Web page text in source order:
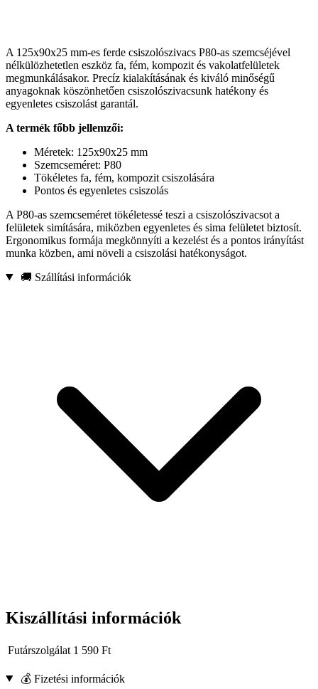
A 125x90x25 mm-es ferde csiszolószivacs P80-as szemcséjével
nélkülözhetetlen eszköz fa, fém, kompozit és vakolatfelületek
megmunkálásakor. Precíz kialakításának és kiváló minőségű
anyagoknak köszönhetően csiszolószivacsunk hatékony és
egyenletes csiszolást garantál.
A termék főbb jellemzői:
Méretek: 125x90x25 mm
Szemcseméret: P80
Tökéletes fa, fém, kompozit csiszolására
Pontos és egyenletes csiszolás
A P80-as szemcseméret tökéletessé teszi a csiszolószivacsot a
felületek simítására, miközben egyenletes és sima felületet biztosít.
Ergonomikus formája megkönnyíti a kezelést és a pontos irányítást
munka közben, ami növeli a csiszolási hatékonyságot.
🚚 Szállítási információk
Kiszállítási információk
Futárszolgálat 1 590 Ft
💰 Fizetési információk